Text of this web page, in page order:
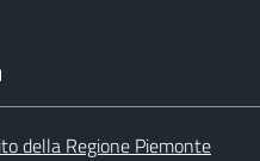
della Regione Piemonte